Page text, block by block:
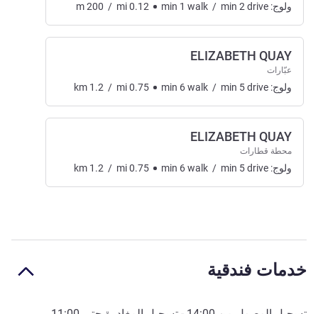
ولوج: m200 / mi0.12 min 1 walk / min 2 drive
ELIZABETH QUAY
عبّارات
ولوج: km 1.2 / mi0.75 min 6walk / min 5drive
ELIZABETH QUAY
محطة قطارات
ولوج: km 1.2 / mi0.75 min 6walk / min 5drive
خدمات فندقية